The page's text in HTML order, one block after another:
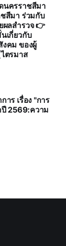
นครราชสีมา
สีมา ร่วมกับ
ผลสำรวจ 👉
เกี่ยวกับ
งคม ของผู้
ตรมาส
าร เรื่อง "การ
ปี 2569:ความ